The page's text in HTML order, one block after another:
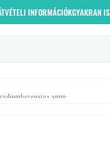
INFORMÁCIÓKGYAKRAN
9mm